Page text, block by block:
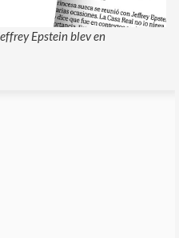
Epstein blev en